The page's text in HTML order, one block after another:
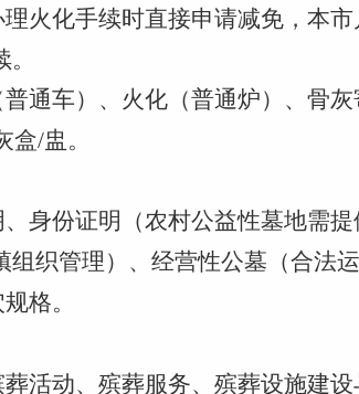
火化手续时直接申请减免，本
通车）、火化（普通炉）、骨
/盅。
身份证明（农村公益性墓地需提
织管理）、经营性公墓（合法运
格。
活动、殡葬服务、殡葬设施建设